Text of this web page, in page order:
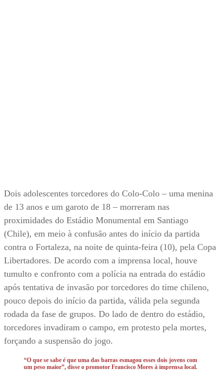
Dois adolescentes torcedores do Colo-Colo – uma menina
de 13 anos e um garoto de 18 – morreram nas
proximidades do Estádio Monumental em Santiago
(Chile), em meio à confusão antes do início da partida
contra o Fortaleza, na noite de quinta-feira (10), pela Copa
Libertadores. De acordo com a imprensa local, houve
tumulto e confronto com a polícia na entrada do estádio
após tentativa de invasão por torcedores do time chileno,
pouco depois do início da partida, válida pela segunda
rodada da fase de grupos. Do lado de dentro do estádio,
torcedores invadiram o campo, em protesto pela mortes,
forçando a suspensão do jogo.
“O que se sabe é que uma das barras esmagou esses dois jovens com
um peso maior”, disse o promotor Francisco Mores à imprensa local.